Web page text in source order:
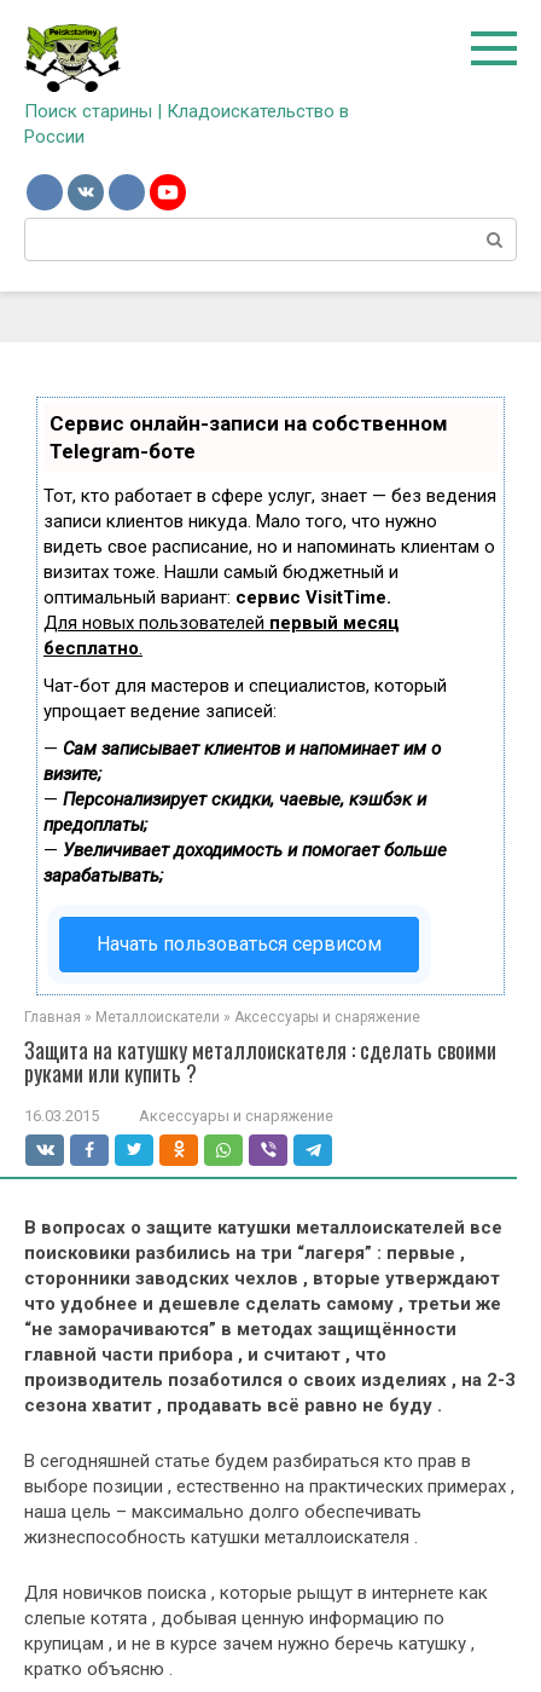
контенту
Поиск старины | Кладоискательство в
России
Сервис онлайн-записи на собственном
Telegram-боте
Тот, кто работает в сфере услуг, знает — без ведения
записи клиентов никуда. Мало того, что нужно
видеть свое расписание, но и напоминать клиентам о
визитах тоже. Нашли самый бюджетный и
оптимальный вариант: сервис VisitTime.
Для новых пользователей первый месяц
бесплатно.
Чат-бот для мастеров и специалистов, который
упрощает ведение записей:
— Сам записывает клиентов и напоминает им о
визите;
— Персонализирует скидки, чаевые, кэшбэк и
предоплаты;
— Увеличивает доходимость и помогает больше
зарабатывать;
Начать пользоваться сервисом
Главная » Металлоискатели » Аксессуары и снаряжение
Защита на катушку металлоискателя : сделать своими
руками или купить ?
16.03.2015 Аксессуары и снаряжение
В вопросах о защите катушки металлоискателей все
поисковики разбились на три “лагеря” : первые ,
сторонники заводских чехлов , вторые утверждают
что удобнее и дешевле сделать самому , третьи же
“не заморачиваются” в методах защищённости
главной части прибора , и считают , что
производитель позаботился о своих изделиях , на 2-3
сезона хватит , продавать всё равно не буду .
В сегодняшней статье будем разбираться кто прав в
выборе позиции , естественно на практических примерах ,
наша цель – максимально долго обеспечивать
жизнеспособность катушки металлоискателя .
Для новичков поиска , которые рыщут в интернете как
слепые котята , добывая ценную информацию по
крупицам , и не в курсе зачем нужно беречь катушку ,
кратко объясню .